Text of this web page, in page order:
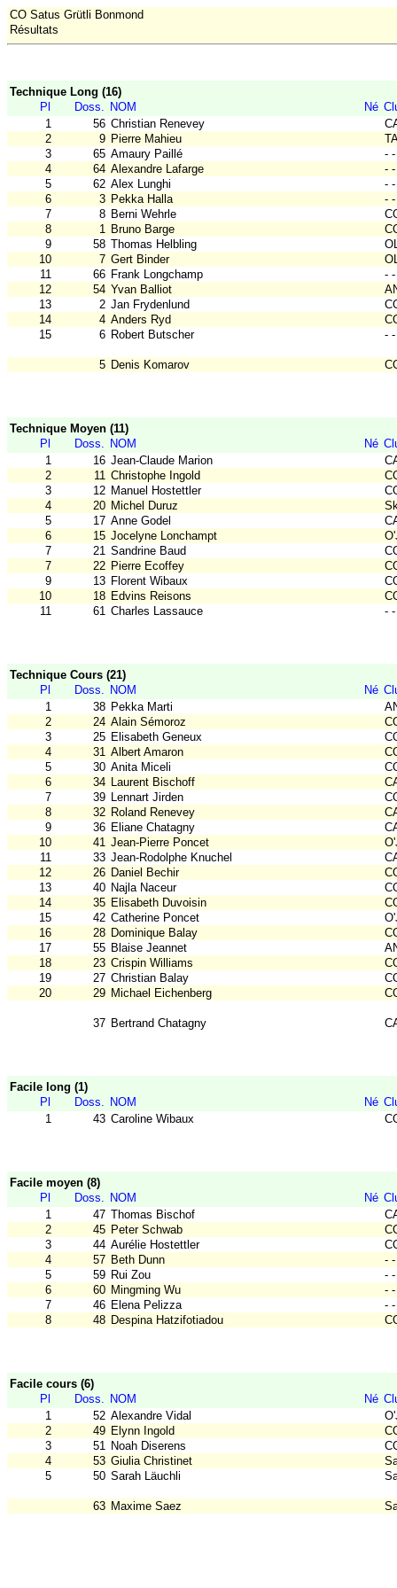
CO Satus Grütli Bonmond
Résultats
Technique Long (16)
Pl
Doss. NOM Né
1
56 Christian Renevey
2
9 Pierre Mahieu
3
65 Amaury Paillé
- -
4
64 Alexandre Lafarge
- -
5
62 Alex Lunghi
- -
6
3 Pekka Halla
- -
7
8 Berni Wehrle
8
1 Bruno Barge
9
58 Thomas Helbling
10
7 Gert Binder
11
66 Frank Longchamp
- -
12
54 Yvan Balliot
13
2 Jan Frydenlund
14
4 Anders Ryd
15
6 Robert Butscher - -
5 Denis Komarov
Technique Moyen (11)
Pl
Doss. NOM Né
1
16 Jean-Claude Marion
2
11 Christophe Ingold
3
12 Manuel Hostettler
4
20 Michel Duruz
5
17 Anne Godel
6
15 Jocelyne Lonchampt
7
21 Sandrine Baud
7
22 Pierre Ecoffey
9
13 Florent Wibaux
10
18 Edvins Reisons
11
61 Charles Lassauce - -
Technique Cours (21)
Pl
Doss. NOM Né
1
38 Pekka Marti
2
24 Alain Sémoroz
3
25 Elisabeth Geneux
4
31 Albert Amaron
5
30 Anita Miceli
6
34 Laurent Bischoff
7
39 Lennart Jirden
8
32 Roland Renevey
9
36 Eliane Chatagny
10
41 Jean-Pierre Poncet
11
33 Jean-Rodolphe Knuchel
12
26 Daniel Bechir
13
40 Najla Naceur
14
35 Elisabeth Duvoisin
15
42 Catherine Poncet
16
28 Dominique Balay
17
55 Blaise Jeannet
18
23 Crispin Williams
19
27 Christian Balay
20
29 Michael Eichenberg
37 Bertrand Chatagny
Facile long (1)
Pl
Doss. NOM Né
1
43 Caroline Wibaux
Facile moyen (8)
Pl
Doss. NOM Né
1
47 Thomas Bischof
2
45 Peter Schwab
3
44 Aurélie Hostettler
4
57 Beth Dunn
- -
5
59 Rui Zou
- -
6
60 Mingming Wu
- -
7
46 Elena Pelizza
- -
8
48 Despina Hatzifotiadou
Facile cours (6)
Pl
Doss. NOM Né
1
52 Alexandre Vidal
2
49 Elynn Ingold
3
51 Noah Diserens
4
53 Giulia Christinet
5
50 Sarah Läuchli
63 Maxime Saez